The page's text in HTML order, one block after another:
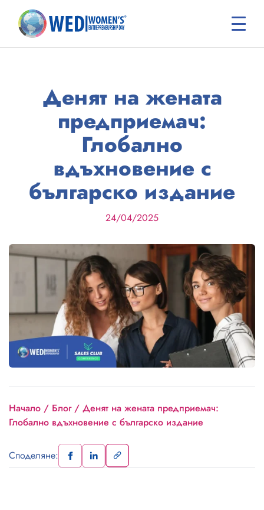
меню
Денят на жената
предприемач:
Глобално
вдъхновение с
българско издание
24/04/2025
Начало / Блог/ Денят на жената предприемач:
Глобално вдъхновение с българско издание
Споделяне: